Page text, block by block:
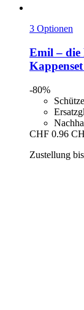
3 Optionen
Emil – die
-80%
CHF 0.96
Zustellung